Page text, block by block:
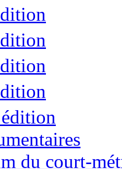
édition
du court-